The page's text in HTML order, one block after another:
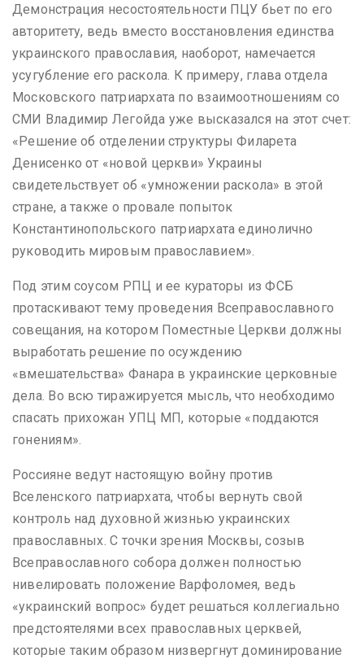
Демонстрация несостоятельности ПЦУ бьет по его
авторитету, ведь вместо восстановления единства
украинского православия, наоборот, намечается
усугубление его раскола. К примеру, глава отдела
Московского патриархата по взаимоотношениям со
СМИ Владимир Легойда уже высказался на этот счет:
«Решение об отделении структуры Филарета
Денисенко от «новой церкви» Украины
свидетельствует об «умножении раскола» в этой
стране, а также о провале попыток
Константинопольского патриархата единолично
руководить мировым православием».
Под этим соусом РПЦ и ее кураторы из ФСБ
протаскивают тему проведения Всеправославного
совещания, на котором Поместные Церкви должны
выработать решение по осуждению
«вмешательства» Фанара в украинские церковные
дела. Во всю тиражируется мысль, что необходимо
спасать прихожан УПЦ МП, которые «поддаются
гонениям».
Россияне ведут настоящую войну против
Вселенского патриархата, чтобы вернуть свой
контроль над духовной жизнью украинских
православных. С точки зрения Москвы, созыв
Всеправославного собора должен полностью
нивелировать положение Варфоломея, ведь
«украинский вопрос» будет решаться коллегиально
предстоятелями всех православных церквей,
которые таким образом низвергнут доминирование